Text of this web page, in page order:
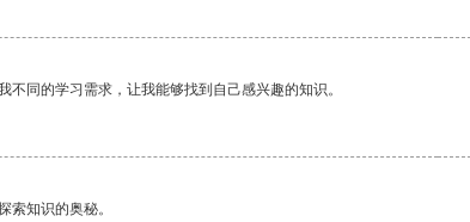
同的学习需求，让我能够找到自己感兴趣的知识。
索知识的奥秘。